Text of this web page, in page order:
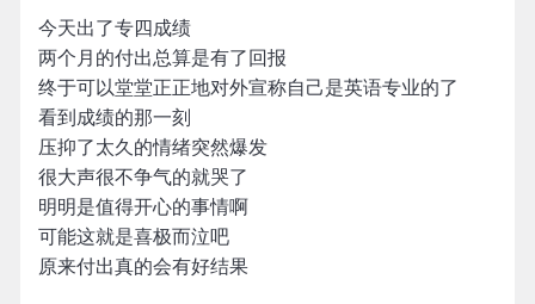
今天出了专四成绩
两个月的付出总算是有了回报
终于可以堂堂正正地对外宣称自己是英语专业的了
看到成绩的那一刻
压抑了太久的情绪突然爆发
很大声很不争气的就哭了
明明是值得开心的事情啊
可能这就是喜极而泣吧
原来付出真的会有好结果